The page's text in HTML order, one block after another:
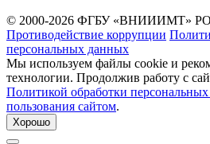
© 2000-2026 ФГБУ «ВНИИИМТ»
Противодействие коррупции
персональных данных
Мы используем файлы cookie и
технологии. Продолжив работу с
Политикой обработки
пользования сайтом.
Хорошо